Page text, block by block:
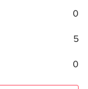
0
5
0